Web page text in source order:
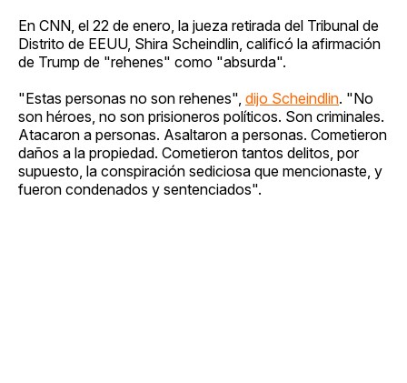
En CNN, el 22 de enero, la jueza retirada del Tribunal de
Distrito de EEUU, Shira Scheindlin, calificó la afirmación
de Trump de "rehenes" como "absurda".
"Estas personas no son rehenes", dijo Scheindlin. "No
son héroes, no son prisioneros políticos. Son criminales.
Atacaron a personas. Asaltaron a personas. Cometieron
daños a la propiedad. Cometieron tantos delitos, por
supuesto, la conspiración sediciosa que mencionaste, y
fueron condenados y sentenciados".